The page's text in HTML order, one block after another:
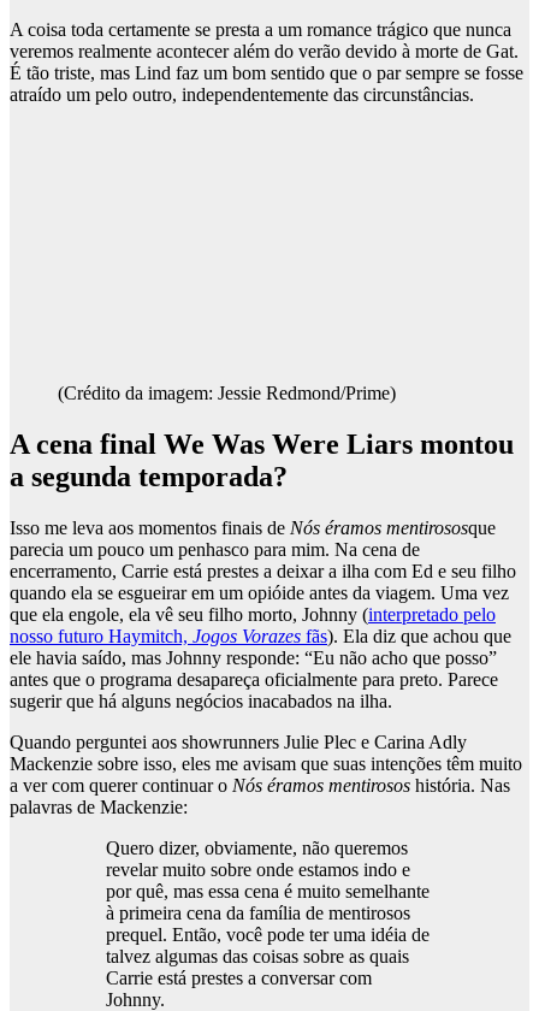
A coisa toda certamente se presta a um romance trágico que nunca
veremos realmente acontecer além do verão devido à morte de Gat.
É tão triste, mas Lind faz um bom sentido que o par sempre se fosse
atraído um pelo outro, independentemente das circunstâncias.
(Crédito da imagem: Jessie Redmond/Prime)
A cena final We Was Were Liars montou
a segunda temporada?
Isso me leva aos momentos finais de Nós éramos mentirososque
parecia um pouco um penhasco para mim. Na cena de
encerramento, Carrie está prestes a deixar a ilha com Ed e seu filho
quando ela se esgueirar em um opióide antes da viagem. Uma vez
que ela engole, ela vê seu filho morto, Johnny (interpretado pelo
nosso futuro Haymitch, Jogos Vorazes fãs). Ela diz que achou que
ele havia saído, mas Johnny responde: “Eu não acho que posso”
antes que o programa desapareça oficialmente para preto. Parece
sugerir que há alguns negócios inacabados na ilha.
Quando perguntei aos showrunners Julie Plec e Carina Adly
Mackenzie sobre isso, eles me avisam que suas intenções têm muito
a ver com querer continuar o Nós éramos mentirosos história. Nas
palavras de Mackenzie:
Quero dizer, obviamente, não queremos
revelar muito sobre onde estamos indo e
por quê, mas essa cena é muito semelhante
à primeira cena da família de mentirosos
prequel. Então, você pode ter uma idéia de
talvez algumas das coisas sobre as quais
Carrie está prestes a conversar com
Johnny.